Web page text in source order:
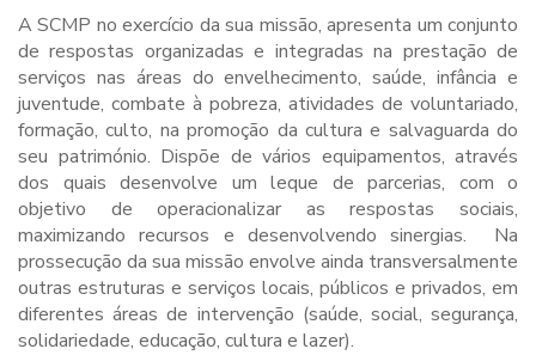
A SCMP no exercício da sua missão, apresenta um conjunto
de respostas organizadas e integradas na prestação de
serviços nas áreas do envelhecimento, saúde, infância e
juventude, combate à pobreza, atividades de voluntariado,
formação, culto, na promoção da cultura e salvaguarda do
seu património. Dispõe de vários equipamentos, através
dos quais desenvolve um leque de parcerias, com o
objetivo de operacionalizar as respostas sociais,
maximizando recursos e desenvolvendo sinergias. Na
prossecução da sua missão envolve ainda transversalmente
outras estruturas e serviços locais, públicos e privados, em
diferentes áreas de intervenção (saúde, social, segurança,
solidariedade, educação, cultura e lazer).